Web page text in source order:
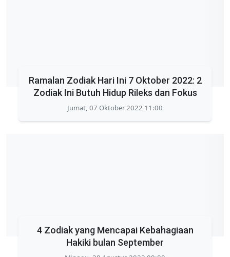
Ramalan Zodiak Hari Ini 7 Oktober 2022: 2
Zodiak Ini Butuh Hidup Rileks dan Fokus
Jumat, 07 Oktober 2022 11:00
4 Zodiak yang Mencapai Kebahagiaan
Hakiki bulan September